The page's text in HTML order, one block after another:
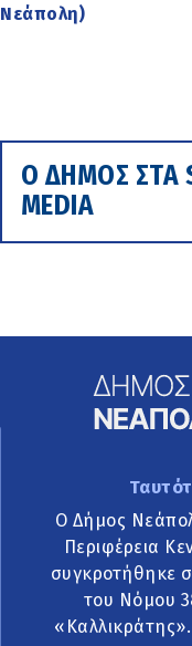
Νεάπολη)
Ο ΔΗΜΟΣ ΣΤΑ
MEDIA
Ο Δήμος
Περιφέρεια
συγκροτήθηκε
του Νόμου